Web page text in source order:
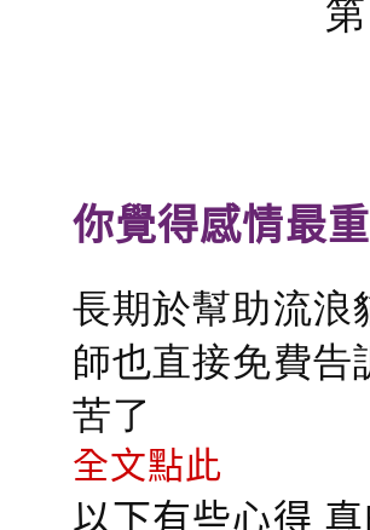
你覺得感情最
長期於幫助流浪
師也直接免費
苦了
全文點此
以下有些心得